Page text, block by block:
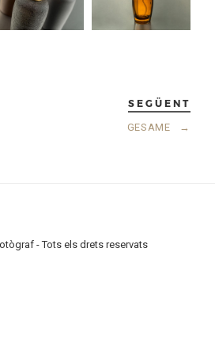
SEGÜENT
GESAME →
- Tots els drets reservats